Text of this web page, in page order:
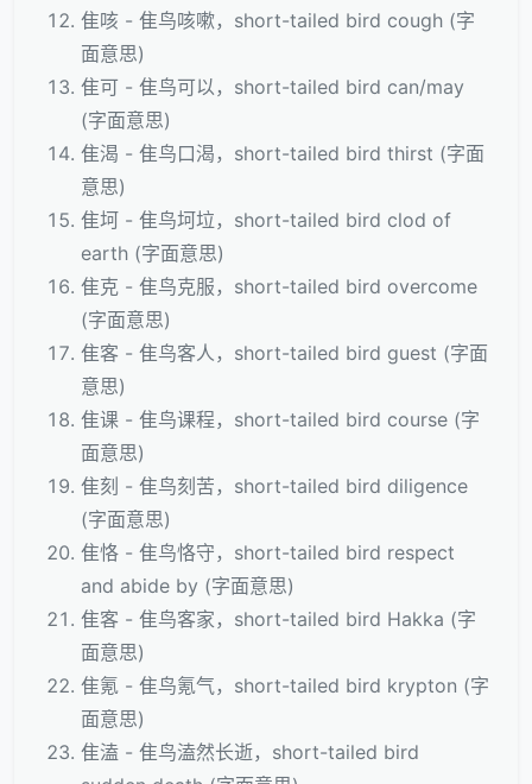
隹咳 - 隹鸟咳嗽，short-tailed bird cough (字
面意思)
隹可 - 隹鸟可以，short-tailed bird can/may
(字面意思)
隹渴 - 隹鸟口渴，short-tailed bird thirst (字面
意思)
隹坷 - 隹鸟坷垃，short-tailed bird clod of
earth (字面意思)
隹克 - 隹鸟克服，short-tailed bird overcome
(字面意思)
隹客 - 隹鸟客人，short-tailed bird guest (字面
意思)
隹课 - 隹鸟课程，short-tailed bird course (字
面意思)
隹刻 - 隹鸟刻苦，short-tailed bird diligence
(字面意思)
隹恪 - 隹鸟恪守，short-tailed bird respect
and abide by (字面意思)
隹客 - 隹鸟客家，short-tailed bird Hakka (字
面意思)
隹氪 - 隹鸟氪气，short-tailed bird krypton (字
面意思)
隹溘 - 隹鸟溘然长逝，short-tailed bird